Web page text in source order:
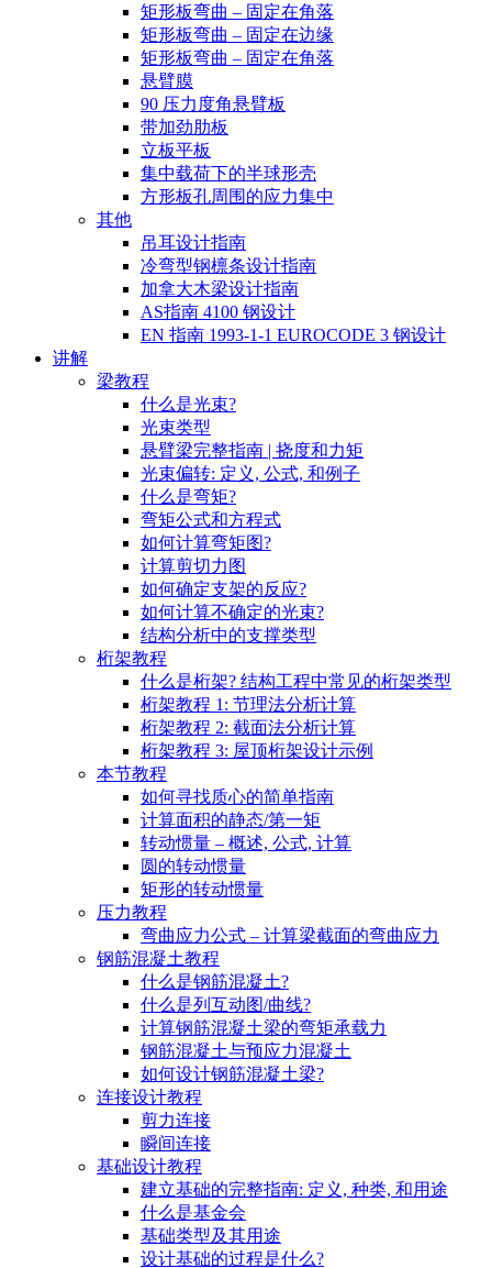
矩形板弯曲 – 固定在角落
矩形板弯曲 – 固定在边缘
矩形板弯曲 – 固定在角落
悬臂膜
90 压力度角悬臂板
带加劲肋板
立板平板
集中载荷下的半球形壳
方形板孔周围的应力集中
其他
吊耳设计指南
冷弯型钢檩条设计指南
加拿大木梁设计指南
AS指南 4100 钢设计
EN 指南 1993-1-1 EUROCODE 3 钢设计
讲解
梁教程
什么是光束?
光束类型
悬臂梁完整指南 | 挠度和力矩
光束偏转: 定义, 公式, 和例子
什么是弯矩?
弯矩公式和方程式
如何计算弯矩图?
计算剪切力图
如何确定支架的反应?
如何计算不确定的光束?
结构分析中的支撑类型
桁架教程
什么是桁架? 结构工程中常见的桁架类型
桁架教程 1: 节理法分析计算
桁架教程 2: 截面法分析计算
桁架教程 3: 屋顶桁架设计示例
本节教程
如何寻找质心的简单指南
计算面积的静态/第一矩
转动惯量 – 概述, 公式, 计算
圆的转动惯量
矩形的转动惯量
压力教程
弯曲应力公式 – 计算梁截面的弯曲应力
钢筋混凝土教程
什么是钢筋混凝土?
什么是列互动图/曲线?
计算钢筋混凝土梁的弯矩承载力
钢筋混凝土与预应力混凝土
如何设计钢筋混凝土梁?
连接设计教程
剪力连接
瞬间连接
基础设计教程
建立基础的完整指南: 定义, 种类, 和用途
什么是基金会
基础类型及其用途
设计基础的过程是什么?